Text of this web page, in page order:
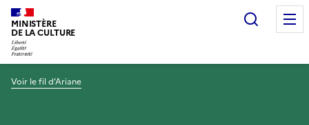
MINISTÈRE
DE LA CULTURE
Voir le fil d’Ariane